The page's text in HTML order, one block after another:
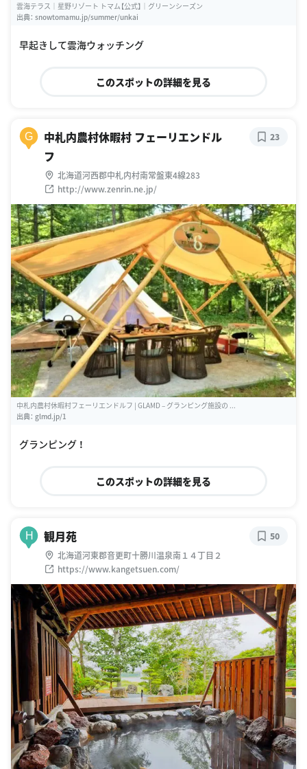
雲海テラス｜星野リゾート トマム【公式】｜グリーンシーズン
出典： snowtomamu.jp/summer/unkai
早起きして雲海ウォッチング
このスポットの詳細を見る
G
中札内農村休暇村 フェーリエンドル
フ
北海道河西郡中札内村南常盤東4線283
http://www.zenrin.ne.jp/
23
中札内農村休暇村フェーリエンドルフ | GLAMD – グランピング施設の ...
出典： glmd.jp/1
グランピング ！
このスポットの詳細を見る
H 観月苑
北海道河東郡音更町十勝川温泉南１４丁目２
https://www.kangetsuen.com/
50